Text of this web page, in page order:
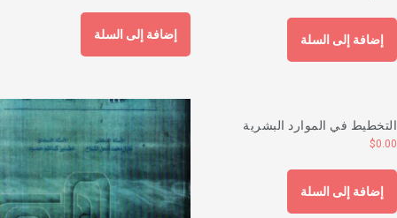
إضافة إلى السلة إضافة إلى السلة
في الموارد البشرية
$
إضافة إلى السلة